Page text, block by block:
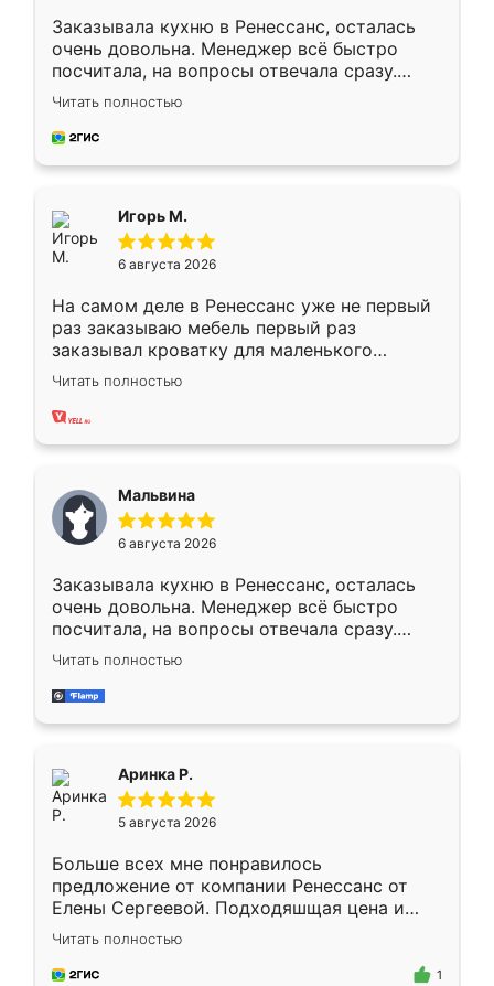
Заказывала кухню в Ренессанс, осталась
очень довольна. Менеджер всё быстро
посчитала, на вопросы отвечала сразу.
Замерщик приехал в субботу, подошёл к
делу со всей ответственностью. Собрали
за день, ребята работали аккуратно, даже
Читать полностью
Игорь М.
6 августа 2026
На самом деле в Ренессанс уже не первый
раз заказываю мебель первый раз
заказывал кроватку для маленького
ребёнка при его рождении ,во второй раз
заказал шкаф-купе. По качеству очень
хорошее сборка достаточно быстрая,
меньше, здесь же он более разнообразный.
Мне нравится ,если что-то потребуется из
мебели буду заказывать только здесь.
Читать полностью
Мальвина
6 августа 2026
Заказывала кухню в Ренессанс, осталась
очень довольна. Менеджер всё быстро
посчитала, на вопросы отвечала сразу.
Замерщик приехал в субботу, подошёл к
делу со всей ответственностью. Собрали
за день, ребята работали аккуратно, даже
Читать полностью
Аринка Р.
5 августа 2026
Больше всех мне понравилось
предложение от компании Ренессанс от
Елены Сергеевой. Подходяшщая цена и
короткие сроки изготовления. Приехавший
для замера сотрудник Владислав
предложил по моему эскизу самый
Читать полностью
1